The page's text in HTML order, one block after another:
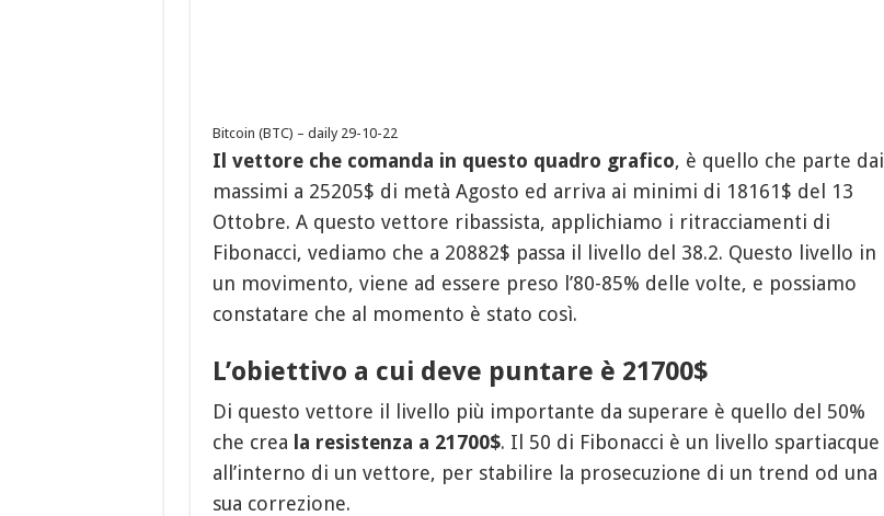
Bitcoin (BTC) – daily 29-10-22
Il vettore che comanda in questo quadro grafico, è quello che parte dai
massimi a 25205$ di metà Agosto ed arriva ai minimi di 18161$ del 13
Ottobre. A questo vettore ribassista, applichiamo i ritracciamenti di
Fibonacci, vediamo che a 20882$ passa il livello del 38.2. Questo livello in
un movimento, viene ad essere preso l’80-85% delle volte, e possiamo
constatare che al momento è stato così.
L’obiettivo a cui deve puntare è 21700$
Di questo vettore il livello più importante da superare è quello del 50%
che crea la resistenza a 21700$. Il 50 di Fibonacci è un livello spartiacque
all’interno di un vettore, per stabilire la prosecuzione di un trend od una
sua correzione.